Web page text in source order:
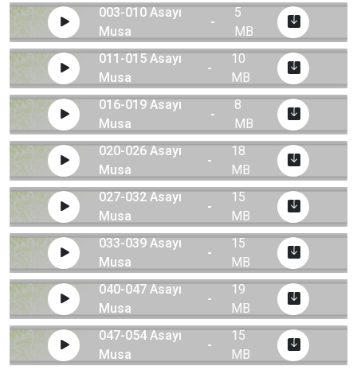
003-010 Asayı
Musa
-
5
MB
011-015 Asayı
Musa
-
10
MB
016-019 Asayı
Musa
-
8
MB
020-026 Asayı
Musa
-
18
MB
027-032 Asayı
Musa
-
15
MB
033-039 Asayı
Musa
-
15
MB
040-047 Asayı
Musa
-
19
MB
047-054 Asayı
Musa
-
15
MB